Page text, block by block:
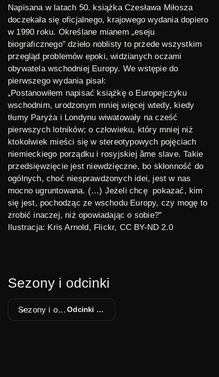
Napisana w latach 50. książka Czesława Miłosza
doczekała się oficjalnego, krajowego wydania dopiero
w 1990 roku. Określane mianem „eseju
biograficznego” dzieło noblisty to przede wszystkim
przegląd problemów epoki, widzianych oczami
obywatela wschodniej Europy. We wstępie do
pierwszego wydania pisał:
„Postanowiłem napisać książkę o Europejczyku
wschodnim, urodzonym mniej więcej wtedy, kiedy
tłumy Paryża i Londynu wiwatowały na cześć
pierwszych lotników; o człowieku, który mniej niż
ktokolwiek mieści się w stereotypowych pojęciach
niemieckiego porządku i rosyjskiej âme slave. Takie
przedsięwzięcie jest niewdzięczne, bo skłonność do
ogólnych, choć niesprawdzonych idei, jest w nas
mocno ugruntowana. (…) Jeżeli chcę pokazać, kim
się jest, pochodząc ze wschodu Europy, czy mogę to
zrobić inaczej, niż opowiadając o sobie?”
Ilustracja: Kris Arnold, Flickr, CC BY-ND 2.0
Sezony i odcinki
Sezony i odcinki Odcinki 1 - 36